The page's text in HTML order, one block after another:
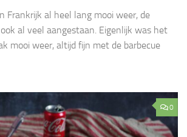
Frankrijk al heel lang mooi weer, de
al veel aangestaan. Eigenlijk was het
mooi weer, altijd fijn met de barbecue
0